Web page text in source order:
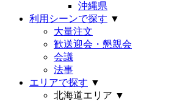
沖縄県
利用シーンで探す ▼
大量注文
歓送迎会・懇親会
会議
法事
エリアで探す ▼
北海道エリア ▼